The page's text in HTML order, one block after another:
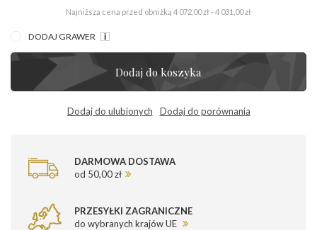
Najniższa cena przed obniżką 4 072,00 zł - 4 031,00 zł
DODAJ GRAWER
Dodaj do koszyka
Dodaj do ulubionych Dodaj do porównania
DARMOWA DOSTAWA
od 50,00 zł
PRZESYŁKI ZAGRANICZNE
do wybranych krajów UE